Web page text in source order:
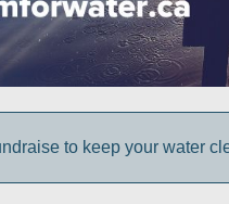
to keep your water